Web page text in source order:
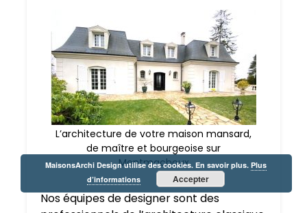
L’architecture de votre maison mansard,
de maître et bourgeoise sur
Montmachoux
Nos équipes de designer sont des
MaisonsArchi Design utilise des cookies. En savoir plus.Plus
d’informations
Accepter